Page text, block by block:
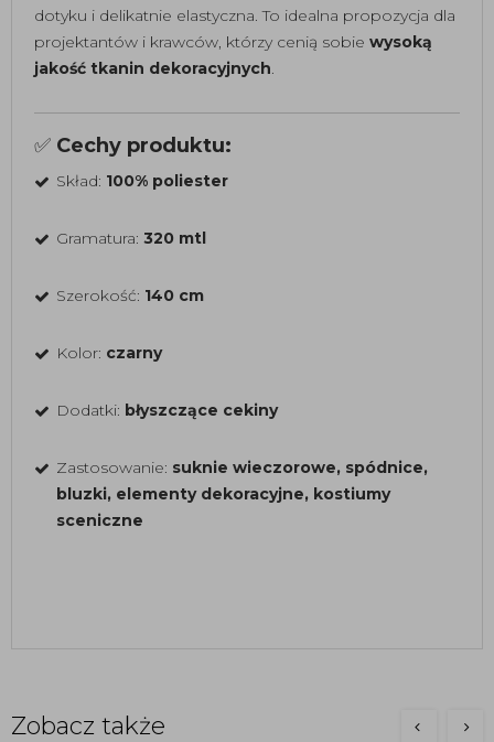
dotyku i delikatnie elastyczna. To idealna propozycja dla
projektantów i krawców, którzy cenią sobie wysoką
jakość tkanin dekoracyjnych.
✅ Cechy produktu:
Skład: 100% poliester
Gramatura: 320 mtl
Szerokość: 140 cm
Kolor: czarny
Dodatki: błyszczące cekiny
Zastosowanie: suknie wieczorowe, spódnice,
bluzki, elementy dekoracyjne, kostiumy
sceniczne
Zobacz także